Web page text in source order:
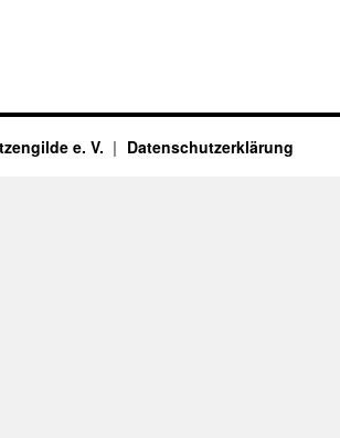
e. V. Datenschutzerklärung